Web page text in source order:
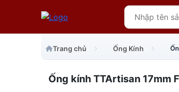
Trang chủ Ống Kính
Ống kính TTArtisan 17mm